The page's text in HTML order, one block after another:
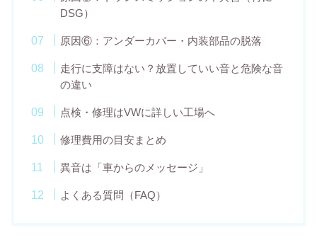
DSG）
原因⑥：アンダーカバー・内装部品の脱落
走行に支障はない？放置していい音と危険な音
の違い
点検・修理はVWに詳しい工場へ
修理費用の目安まとめ
異音は「車からのメッセージ」
よくある質問（FAQ）